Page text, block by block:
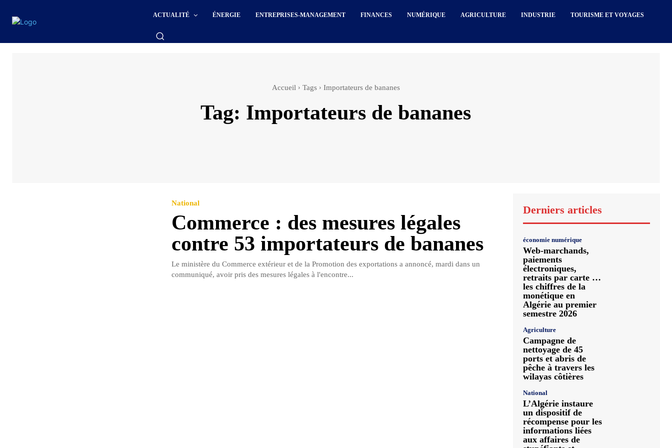
ACTUALITÉ ÉNERGIE ENTREPRISES-MANAGEMENT FINANCES NUMÉRIQUE AGRICULTURE INDUSTRIE TOURISME ET VOYAGES
Accueil Tags Importateurs de bananes
Tag: Importateurs de bananes
National
Commerce : des mesures légales
contre 53 importateurs de bananes
Le ministère du Commerce extérieur et de la Promotion des exportations a annoncé, mardi dans un
communiqué, avoir pris des mesures légales à l'encontre...
Derniers articles
économie numérique
Web-marchands,
paiements
électroniques,
retraits par carte …
les chiffres de la
monétique en
Algérie au premier
semestre 2026
Agriculture
Campagne de
nettoyage de 45
ports et abris de
pêche à travers les
wilayas côtières
National
L’Algérie instaure
un dispositif de
récompense pour les
informations liées
aux affaires de